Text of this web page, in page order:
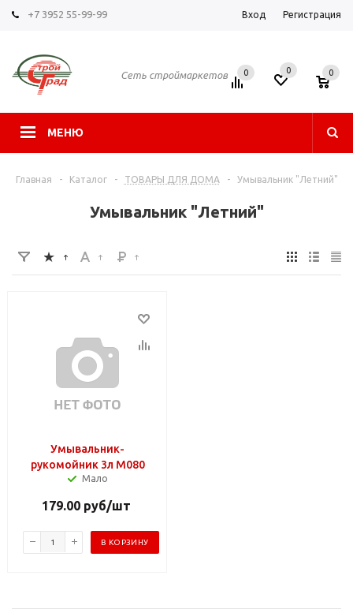
+7 3952 55-99-99 Вход Регистрация
Сеть строймаркетов
МЕНЮ
0 0 0
Главная - Каталог - ТОВАРЫ ДЛЯ ДОМА - Умывальник "Летний"
Умывальник "Летний"
Умывальник-
рукомойник 3л М080
Мало
179.00руб/шт
В КОРЗИНУ